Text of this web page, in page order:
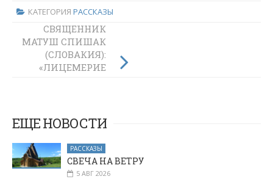
КАТЕГОРИЯ РАССКАЗЫ
АМИНЬ:
СВИДЕТЕЛЬСТВО
ИСТИНЫ
СВЯЩЕННИК
МАТУШ СПИШАК
(СЛОВАКИЯ):
«ЛИЦЕМЕРИЕ
ЕЩЕ НОВОСТИ
РАССКАЗЫ
СВЕЧА НА ВЕТРУ
5 АВГ 2026